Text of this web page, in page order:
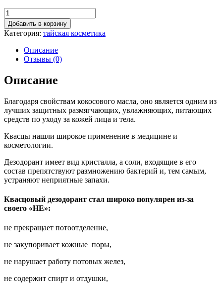
Добавить в корзину
Категория: тайская косметика
Описание
Отзывы (0)
Описание
Благодаря свойствам кокосового масла, оно является одним из
лучших защитных размягчающих, увлажняющих, питающих
средств по уходу за кожей лица и тела.
Квасцы нашли широкое применение в медицине и
косметологии.
Дезодорант имеет вид кристалла, а соли, входящие в его
состав препятствуют размножению бактерий и, тем самым,
устраняют неприятные запахи.
Квасцовый дезодорант стал широко популярен из-за
своего «НЕ»:
не прекращает потоотделение,
не закупоривает кожные поры,
не нарушает работу потовых желез,
не содержит спирт и отдушки,